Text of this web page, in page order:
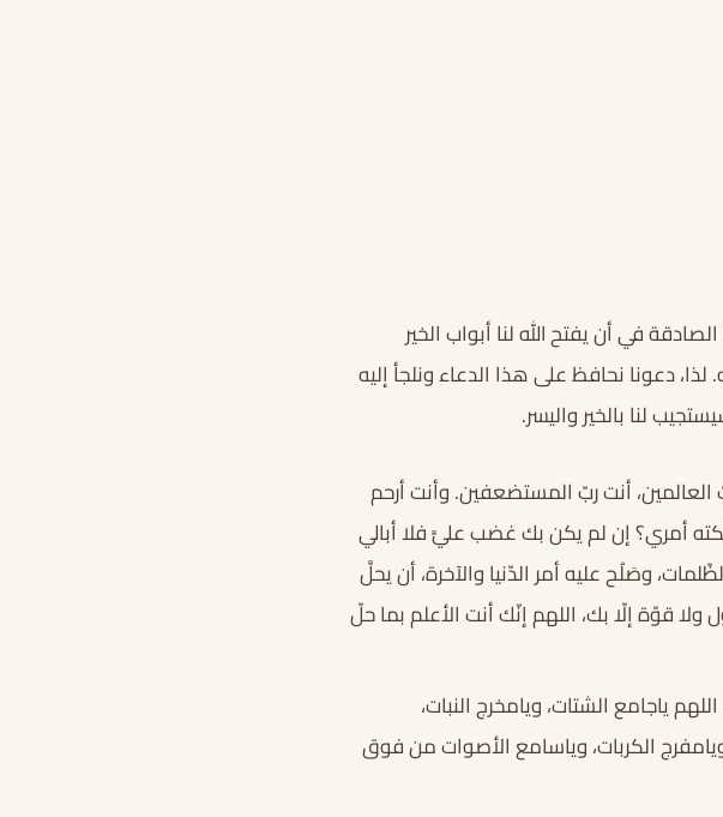
في أن يفتح الله لنا أبواب الخير
دعونا نحافظ على هذا الدعاء ونلجأ إليه
لنا بالخير واليسر.
أنت ربّ المستضعفين. وأنت أرحم
أمري؟ إن لم يكن بك غضب عليَّ فلا أبالي
وصَلُح عليه أمر الدّنيا والآخرة، أن يحلَّ
قوّة إلّا بك، اللهم إنّك أنت الأعلم بما حلّ
ياجامع الشتات، ويامخرج النبات،
الكربات، وياسامع الأصوات من فوق